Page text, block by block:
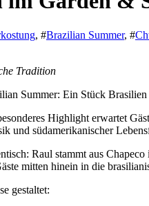
, #Brazilian Summer, #
Tradition
Summer: Ein Stück
Highlight erwartet
und südamerikanischer
Raul stammt aus
mitten hinein in die
gestaltet: